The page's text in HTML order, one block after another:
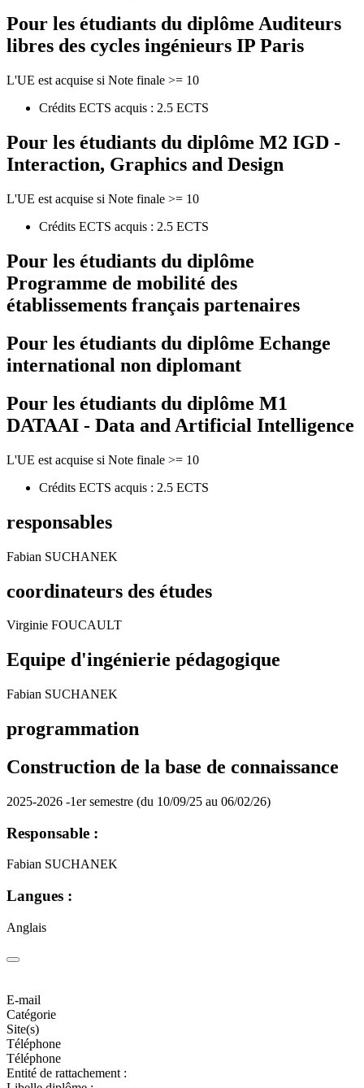
Pour les étudiants du diplôme Auditeurs
libres des cycles ingénieurs IP Paris
L'UE est acquise si Note finale >= 10
Crédits ECTS acquis : 2.5 ECTS
Pour les étudiants du diplôme M2 IGD -
Interaction, Graphics and Design
L'UE est acquise si Note finale >= 10
Crédits ECTS acquis : 2.5 ECTS
Pour les étudiants du diplôme
Programme de mobilité des
établissements français partenaires
Pour les étudiants du diplôme Echange
international non diplomant
Pour les étudiants du diplôme M1
DATAAI - Data and Artificial Intelligence
L'UE est acquise si Note finale >= 10
Crédits ECTS acquis : 2.5 ECTS
responsables
Fabian SUCHANEK
coordinateurs des études
Virginie FOUCAULT
Equipe d'ingénierie pédagogique
Fabian SUCHANEK
programmation
Construction de la base de connaissance
2025-2026 -1er semestre (du 10/09/25 au 06/02/26)
Responsable :
Fabian SUCHANEK
Langues :
Anglais
E-mail
Catégorie
Site(s)
Téléphone
Téléphone
Entité de rattachement :